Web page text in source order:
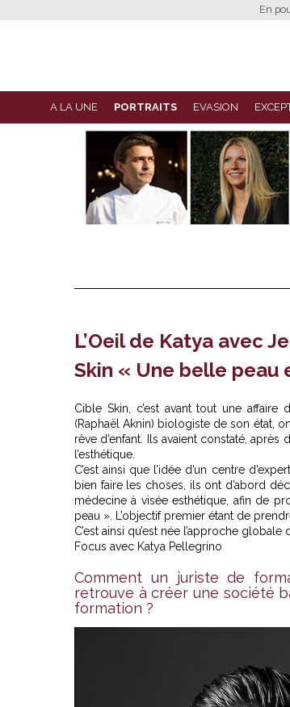
En
A LA UNE PORTRAITS EVASION
L’Oeil de Katya avec
Skin « Une belle peau
Cible Skin, c’est avant tout une affaire
(Raphaël Aknin) biologiste de son état,
rêve d’enfant. Ils avaient constaté, après
l’esthétique.
C’est ainsi que l’idée d’un centre
bien faire les choses, ils ont d’abord
médecine à visée esthétique, afin de
peau ». L’objectif premier étant de
C’est ainsi qu’est née l’approche
Focus avec Katya Pellegrino
Comment un juriste de
retrouve à créer une société
formation ?